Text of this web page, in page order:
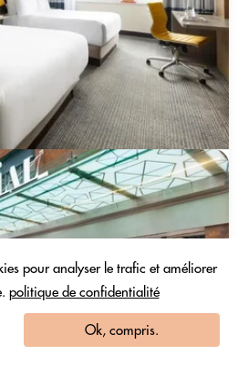
pour analyser le trafic et améliorer
politique de confidentialité
Ok, compris.